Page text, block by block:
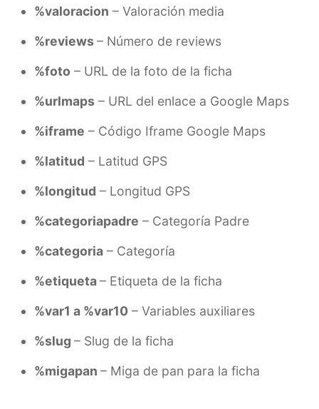
%valoracion – Valoración media
%reviews – Número de reviews
%foto – URL de la foto de la ficha
%urlmaps – URL del enlace a Google Maps
%iframe – Código Iframe Google Maps
%latitud – Latitud GPS
%longitud – Longitud GPS
%categoriapadre – Categoría Padre
%categoria – Categoría
%etiqueta– Etiqueta de la ficha
%var1 a %var10 – Variables auxiliares
%slug – Slug de la ficha
%migapan – Miga de pan para la ficha